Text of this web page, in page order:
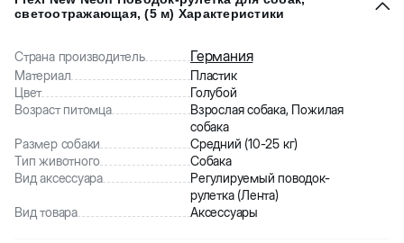
светоотражающая, (5 м) Характеристики
Страна производитель Германия
Материал
Пластик
Цвет
Голубой
Возраст питомца
Взрослая собака, Пожилая
собака
Размер собаки
Средний (10-25 кг)
Тип животного
Собака
Вид аксессуара
Регулируемый поводок-
рулетка (Лента)
Вид товара
Аксессуары